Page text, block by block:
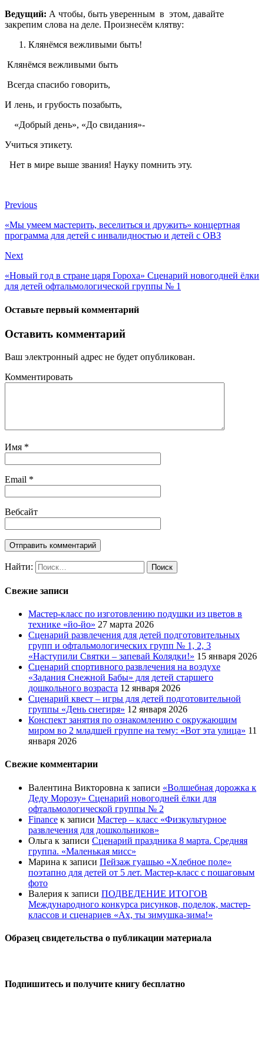
Ведущий: А чтобы, быть уверенным в этом, давайте
закрепим слова на деле. Произнесём клятву:
Клянёмся вежливыми быть!
Клянёмся вежливыми быть
Всегда спасибо говорить,
И лень, и грубость позабыть,
«Добрый день», «До свидания»-
Учиться этикету.
Нет в мире выше звания! Науку помнить эту.
Previous
«Мы умеем мастерить, веселиться и дружить» концертная
программа для детей с инвалидностью и детей с ОВЗ
Next
«Новый год в стране царя Гороха» Сценарий новогодней ёлки
для детей офтальмологической группы № 1
Оставьте первый комментарий
Оставить комментарий
Ваш электронный адрес не будет опубликован.
Комментировать
Имя *
Email *
Вебсайт
Найти:
Свежие записи
Мастер-класс по изготовлению подушки из цветов в
технике «йо-йо» 27 марта 2026
Сценарий развлечения для детей подготовительных
групп и офтальмологических групп № 1, 2, 3
«Наступили Святки – запевай Колядки!» 15 января 2026
Сценарий спортивного развлечения на воздухе
«Задания Снежной Бабы» для детей старшего
дошкольного возраста 12 января 2026
Сценарий квест – игры для детей подготовительной
группы «День снегиря» 12 января 2026
Конспект занятия по ознакомлению с окружающим
миром во 2 младшей группе на тему: «Вот эта улица» 11
января 2026
Свежие комментарии
Валентина Викторовна к записи «Волшебная дорожка к
Деду Морозу» Сценарий новогодней ёлки для
офтальмологической группы № 2
Finance к записи Мастер – класс «Физкультурное
развлечения для дошкольников»
Ольга к записи Сценарий праздника 8 марта. Средняя
группа. «Маленькая мисс»
Марина к записи Пейзаж гуашью «Хлебное поле»
поэтапно для детей от 5 лет. Мастер-класс с пошаговым
фото
Валерия к записи ПОДВЕДЕНИЕ ИТОГОВ
Международного конкурса рисунков, поделок, мастер-
классов и сценариев «Ах, ты зимушка-зима!»
Образец свидетельства о публикации материала
Подпишитесь и получите книгу бесплатно